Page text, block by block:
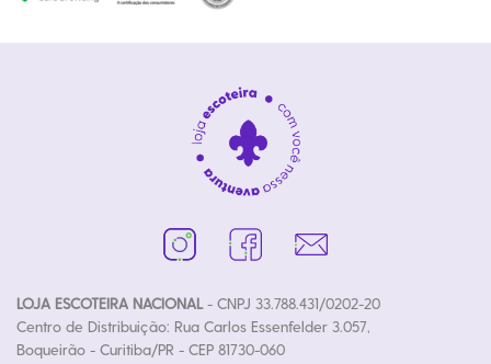
LOJA ESCOTEIRA NACIONAL- CNPJ 33.788.431/0202-20
Centro de Distribuição: Rua Carlos Essenfelder 3.057,
Boqueirão - Curitiba/PR - CEP 81730-060